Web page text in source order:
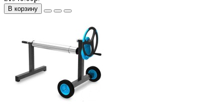
В корзину